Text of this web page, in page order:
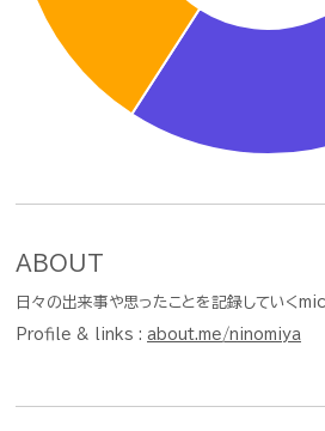
ABOUT
日々の出来事や思ったことを記録していく
Profile & links : about.me/ninomiya